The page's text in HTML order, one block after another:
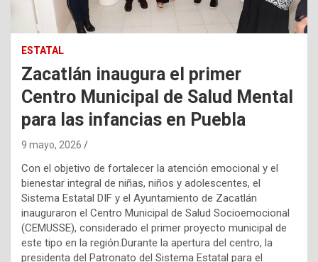
ESTATAL
Zacatlán inaugura el primer
Centro Municipal de Salud Mental
para las infancias en Puebla
9 mayo, 2026
Con el objetivo de fortalecer la atención emocional y el
bienestar integral de niñas, niños y adolescentes, el
Sistema Estatal DIF y el Ayuntamiento de Zacatlán
inauguraron el Centro Municipal de Salud Socioemocional
(CEMUSSE), considerado el primer proyecto municipal de
este tipo en la región.Durante la apertura del centro, la
presidenta del Patronato del Sistema Estatal para el